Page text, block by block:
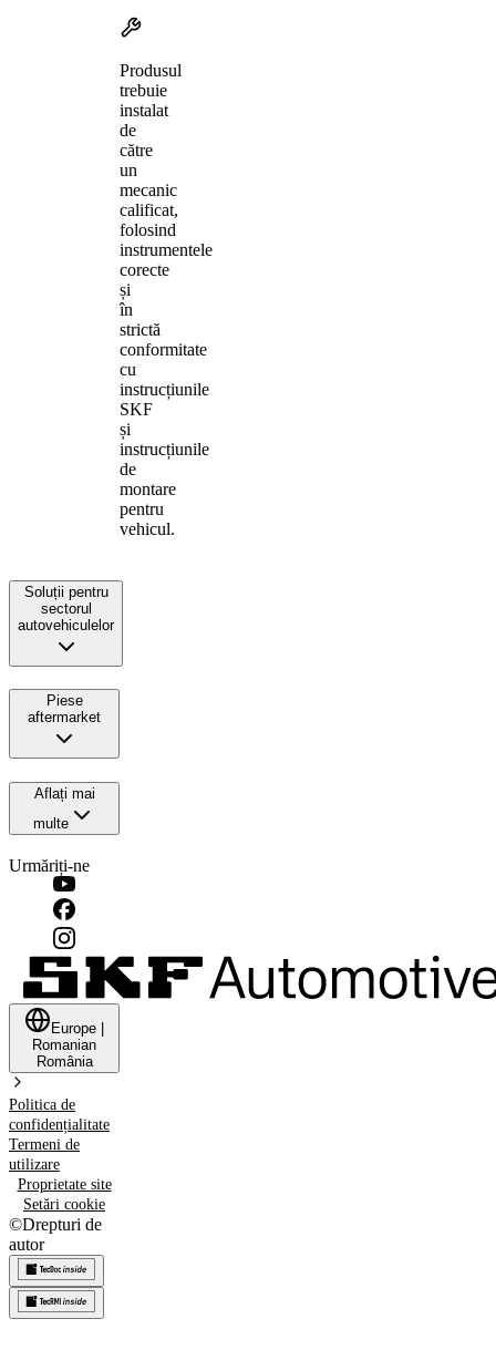
Produsul
trebuie
instalat
de
către
un
mecanic
calificat,
folosind
instrumentele
corecte
și
în
strictă
conformitate
cu
instrucțiunile
SKF
și
instrucțiunile
de
montare
pentru
vehicul.
Soluții pentru
sectorul
autovehiculelor
Piese
aftermarket
Aflați mai
multe
Urmăriți-ne
Europe
Romanian
România
Politica de
confidențialitate
Termeni de
utilizare
Proprietate site
Setări cookie
©Drepturi de
autor